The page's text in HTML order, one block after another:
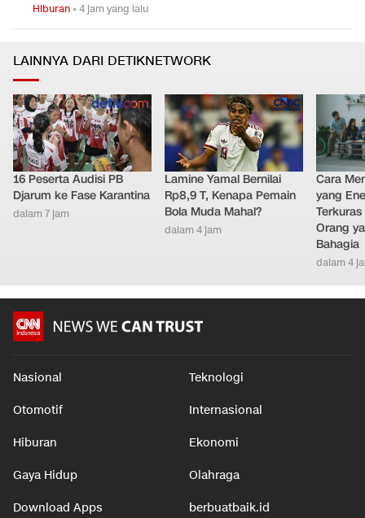
Hiburan •4 jam yang lalu
LAINNYA DARI DETIKNETWORK
16 Peserta Audisi PB
Djarum ke Fase Karantina
dalam 7 jam
Lamine Yamal Bernilai
Rp8,9 T, Kenapa Pemain
Bola Muda Mahal?
dalam 4 jam
Cara
yang
Orang
Bahagia
dalam 4
Nasional Teknologi
Otomotif Internasional
Hiburan Ekonomi
Gaya Hidup Olahraga
Download Apps berbuatbaik.id